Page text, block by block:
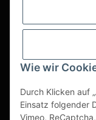
Wie wir
Durch Klicken auf
Einsatz folgender
Vimeo,